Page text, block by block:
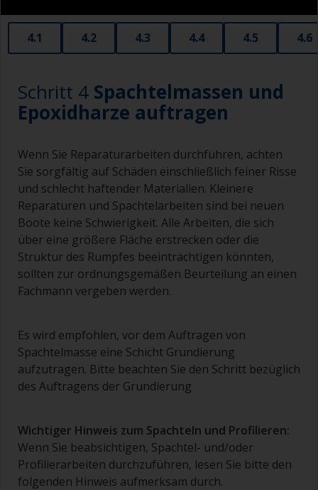
Wenn Sie eine Rolle und eine Wanne verwenden,
sollten Sie die Wanne locker abdecken, um zu
des Gebrauchs zur Bildung einer Haut auf der
Farbe führen.
die es in verschiedenen Typen gibt. Einige
werden oft als Heizkörperrollen bezeichnet, die
sehr gut für kleine und schwer zugängliche
Bereiche geeignet sind.
Arbeiten mit einem Pinsel:
Pinsel sollte in der Regel eine breite von 75 - 150
mm und langen flexible Borsten haben.
Waschen Sie Ihre Pinsel mit dem dazugehörigen
Verdünner aus und trocknen Sie sie vor dem
Gebrauch gründlich, um Verunreinigungen zu
vermeiden.
Die Qualität der Pinsel, die für die Grundierung
benötigt werden, ist weniger entscheidend als
die Qualität der Pinsel, die für das Auftragen von
Vor- oder Deckanstrichen verwendet werden.
4.1 4.2 4.3 4.4 4.5 4.6
Schritt 4 Spachtelmassen und
Epoxidharze auftragen
Wenn Sie Reparaturarbeiten durchführen, achten
Sie sorgfältig auf Schäden einschließlich feiner Risse
und schlecht haftender Materialien. Kleinere
Reparaturen und Spachtelarbeiten sind bei neuen
Boote keine Schwierigkeit. Alle Arbeiten, die sich
über eine größere Fläche erstrecken oder die
Struktur des Rumpfes beeinträchtigen könnten,
sollten zur ordnungsgemäßen Beurteilung an einen
Fachmann vergeben werden.
Es wird empfohlen, vor dem Auftragen von
Spachtelmasse eine Schicht Grundierung
aufzutragen. Bitte beachten Sie den Schritt bezüglich
des Auftragens der Grundierung
Wichtiger Hinweis zum Spachteln und Profilieren:
Wenn Sie beabsichtigen, Spachtel- und/oder
Profilierarbeiten durchzuführen, lesen Sie bitte den
folgenden Hinweis aufmerksam durch.